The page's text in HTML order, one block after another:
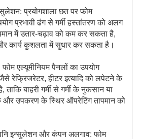
प्रयोगशाला छत पर फोम
प्रभावी ढंग से गर्मी हस्तांतरण को अलग
में उतार-चढ़ाव को कम कर सकता है,
कार्य कुशलता में सुधार कर सकता है।
एल्यूमीनियम पैनलों का उपयोग
रेफ्रिजरेटर, हीटर इत्यादि को लपेटने के
बाहरी गर्मी से गर्मी के नुकसान या
और उपकरण के स्थिर ऑपरेटिंग तापमान को
इन्सुलेशन और कंपन अलगाव: फोम